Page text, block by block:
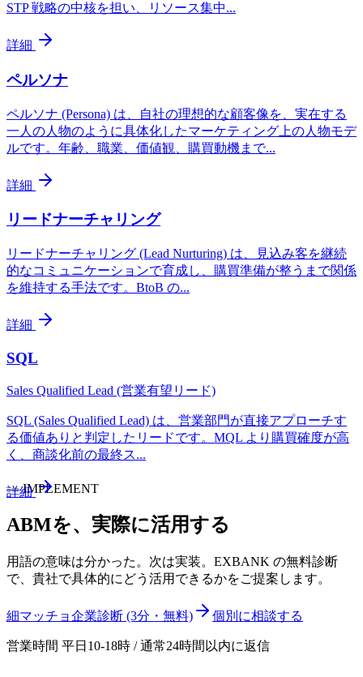
STP 戦略の中核を担い、リソース集中...
詳細
ペルソナ
ペルソナ (Persona) は、自社の理想的な顧客像を、実在する
一人の人物のように具体化したマーケティング上の人物モデ
ルです。年齢、職業、価値観、購買動機まで...
詳細
リードナーチャリング
リードナーチャリング (Lead Nurturing) は、見込み客を継続
的なコミュニケーションで育成し、購買準備が整うまで関係
を維持する手法です。BtoB の...
詳細
SQL
Sales Qualified Lead (営業有望リード)
SQL (Sales Qualified Lead) は、営業部門が直接アプローチす
る価値ありと判定したリードです。MQL より購買確度が高
く、商談化前の最終ス...
詳細
—IMPLEMENT
ABMを、実際に活用する
用語の意味は分かった。次は実装。EXBANK の無料診断
で、貴社で具体的にどう活用できるかをご提案します。
細マッチョ企業診断 (3分・無料) 個別に相談する
営業時間 平日10-18時 / 通常24時間以内に返信